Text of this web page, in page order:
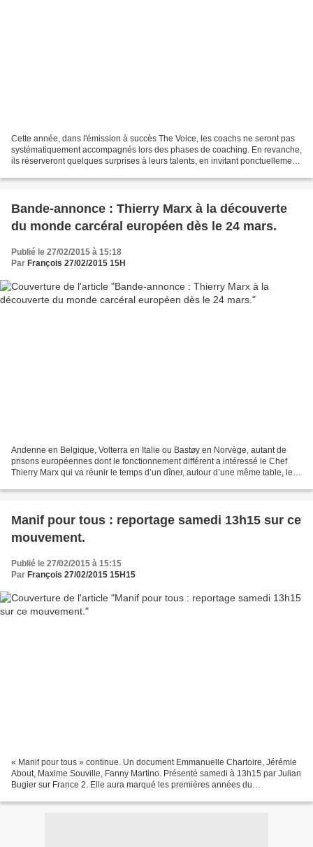
Cette année, dans l'émission à succès The Voice, les coachs ne seront pas
systématiquement accompagnés lors des phases de coaching. En revanche,
ils réserveront quelques surprises à leurs talents, en invitant ponctuellement
Bande-annonce : Thierry Marx à la découverte
du monde carcéral européen dès le 24 mars.
Publié le 27/02/2015 à 15:18
Par François 27/02/2015 15H
Andenne en Belgique, Volterra en Italie ou Bastøy en Norvège, autant de
prisons européennes dont le fonctionnement différent a intéressé le Chef
Thierry Marx qui va réunir le temps d’un dîner, autour d’une même table, le
Manif pour tous : reportage samedi 13h15 sur ce
mouvement.
Publié le 27/02/2015 à 15:15
Par François 27/02/2015 15H15
« Manif pour tous » continue. Un document Emmanuelle Chartoire, Jérémie
About, Maxime Souville, Fanny Martino. Présenté samedi à 13h15 par Julian
Bugier sur France 2. Elle aura marqué les premières années du